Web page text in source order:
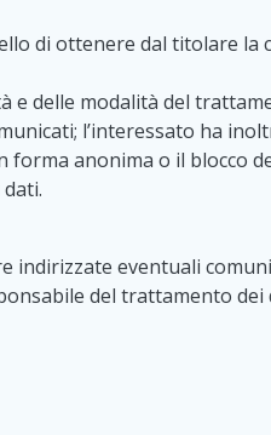
di ottenere dal titolare
e delle modalità del
l’interessato ha
anonima o il blocco
eventuali
del trattamento dei